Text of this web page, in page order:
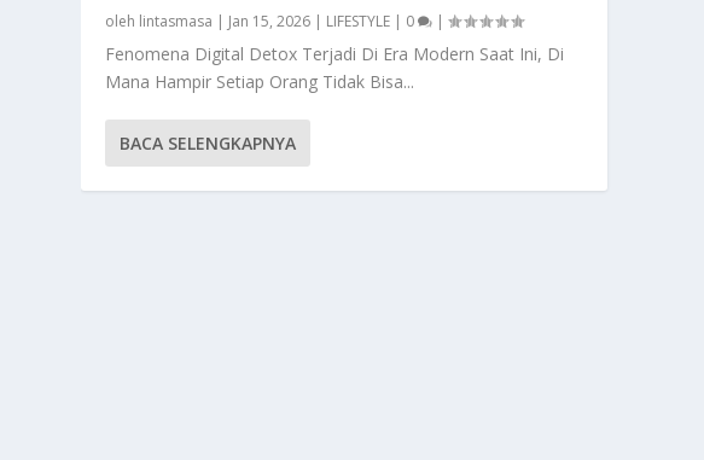
oleh lintasmasa | Jan 15, 2026 | LIFESTYLE | 0 |
Fenomena Digital Detox Terjadi Di Era Modern Saat Ini, Di
Mana Hampir Setiap Orang Tidak Bisa...
BACA SELENGKAPNYA